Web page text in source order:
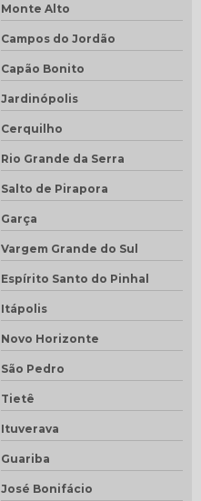
Monte Alto
Campos do Jordão
Capão Bonito
Jardinópolis
Cerquilho
Rio Grande da Serra
Salto de Pirapora
Garça
Vargem Grande do Sul
Espírito Santo do Pinhal
Itápolis
Novo Horizonte
São Pedro
Tietê
Ituverava
Guariba
José Bonifácio